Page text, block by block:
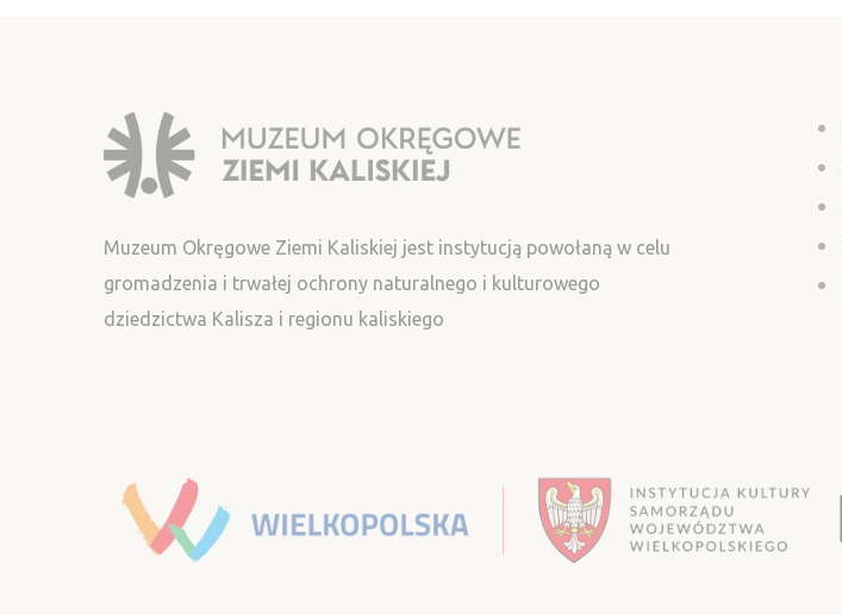
Muzeum Okręgowe Ziemi Kaliskiej jest instytucją powołaną w celu
gromadzenia i trwałej ochrony naturalnego i kulturowego
dziedzictwa Kalisza i regionu kaliskiego